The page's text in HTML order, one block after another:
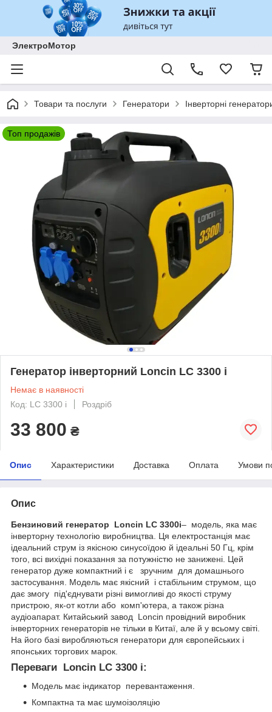
ЭлектроМотор
Товари та послуги Генератори Інверторні
Топ продажів
Генератор інверторний Loncin LC 3300 i
Немає в наявності
Код: LC 3300 i
Роздріб
33 800 ₴
Опис Характеристики Доставка Оплата Умови
Опис
Бензиновий генератор Loncin LC 3300i– модель, яка має
інверторну технологію виробництва. Ця електростанція має
ідеальний струм із якісною синусоїдою й ідеальні 50 Гц, крім
того, всі вихідні показання за потужністю не занижені. Цей
генератор дуже компактний і є зручним для домашнього
застосування. Модель має якісний і стабільним струмом, що
дає змогу під'єднувати різні вимогливі до якості струму
пристрою, як-от котли або комп'ютера, а також різна
аудіоапарат. Китайський завод Loncin провідний виробник
інверторних генераторів не тільки в Китаї, але й у всьому світі.
На його базі виробляються генератори для європейських і
японських торгових марок.
Переваги Loncin LC 3300 i:
Модель має індикатор перевантаження.
Компактна та має шумоізоляцію